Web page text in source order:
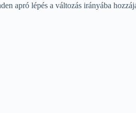
apró lépés a változás irányába